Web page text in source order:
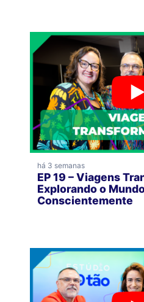
há 3 semanas
EP 19 – Viagens
Explorando o
Conscientemente